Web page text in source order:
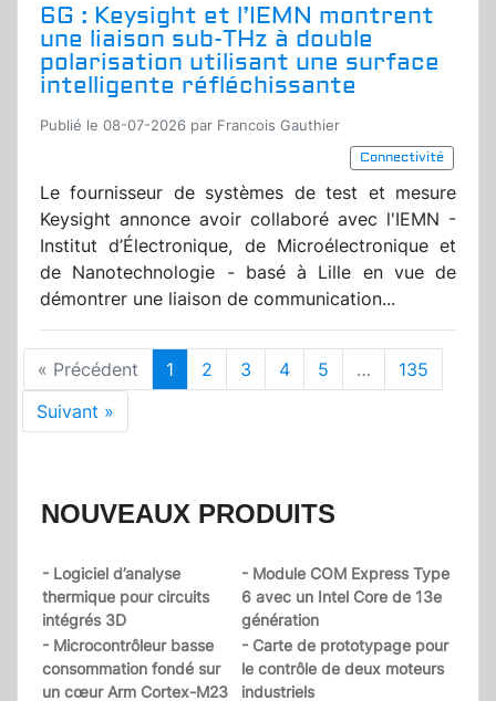
6G : Keysight et l’IEMN montrent
une liaison sub-THz à double
polarisation utilisant une surface
intelligente réfléchissante
Publié le 08-07-2026 par Francois Gauthier
Connectivité
Le fournisseur de systèmes de test et mesure
Keysight annonce avoir collaboré avec l'IEMN -
Institut d’Électronique, de Microélectronique et
de Nanotechnologie - basé à Lille en vue de
démontrer une liaison de communication...
« Précédent 1 2 3 4 5 …
135
Suivant »
NOUVEAUX PRODUITS
- Logiciel d’analyse
thermique pour circuits
intégrés 3D
- Module COM Express Type
6 avec un Intel Core de 13e
génération
- Microcontrôleur basse
consommation fondé sur
un cœur Arm Cortex-M23
- Carte de prototypage pour
le contrôle de deux moteurs
industriels